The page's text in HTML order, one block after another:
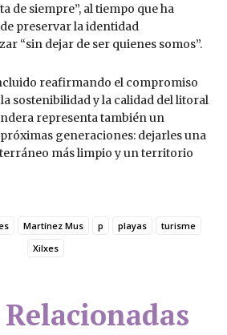
de siempre”, al tiempo que ha
preservar la identidad
“sin dejar de ser quienes somos”.
reafirmando el compromiso
sostenibilidad y la calidad del litoral
representa también un
generaciones: dejarles una
más limpio y un territorio
Martínez Mus p playas
turisme
Xilxes